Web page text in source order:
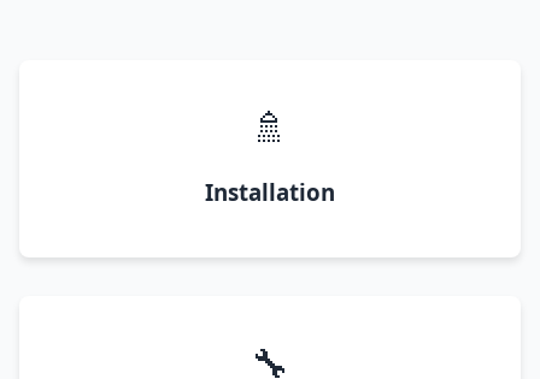
🚿
Installation
🔧